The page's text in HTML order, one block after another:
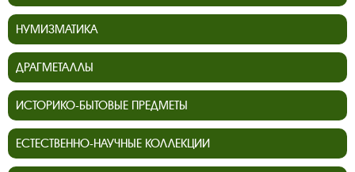
НУМИЗМАТИКА
ДРАГМЕТАЛЛЫ
ИСТОРИКО-БЫТОВЫЕ ПРЕДМЕТЫ
ЕСТЕСТВЕННО-НАУЧНЫЕ КОЛЛЕКЦИИ